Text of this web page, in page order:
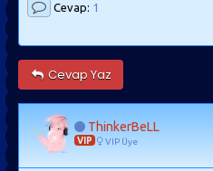
Cevap: 1
Cevap Yaz
ThinkerBeLL
VIP VIP Üye